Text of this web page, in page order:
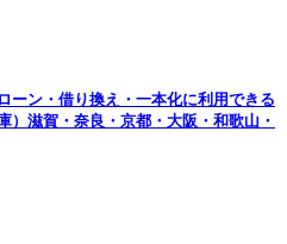
ーン・借り換え・一本化に利用できる
）滋賀・奈良・京都・大阪・和歌山・